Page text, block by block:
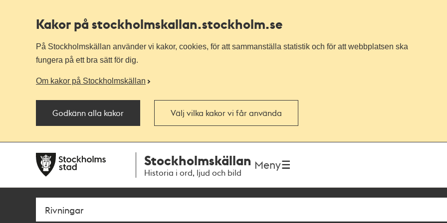
Kakor på stockholmskallan.stockholm.se
På Stockholmskällan använder vi kakor, cookies, för att sammanställa statistik och för att webbplatsen ska
fungera på ett bra sätt för dig.
Om kakor på Stockholmskällan
Godkänn alla kakor Välj vilka kakor vi får använda
navigationen
huvudinnehållet
Stockholmskällan
Historia i ord, ljud och bild
Meny
Sök